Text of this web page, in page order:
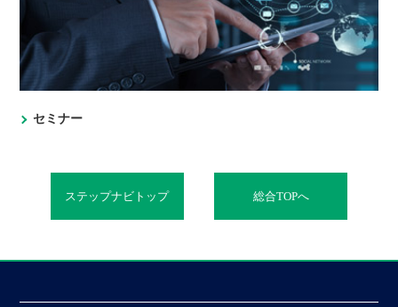
セミナー
ステップナビトップ 総合TOPへ